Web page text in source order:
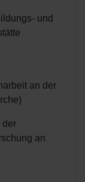
und
an der
der
an